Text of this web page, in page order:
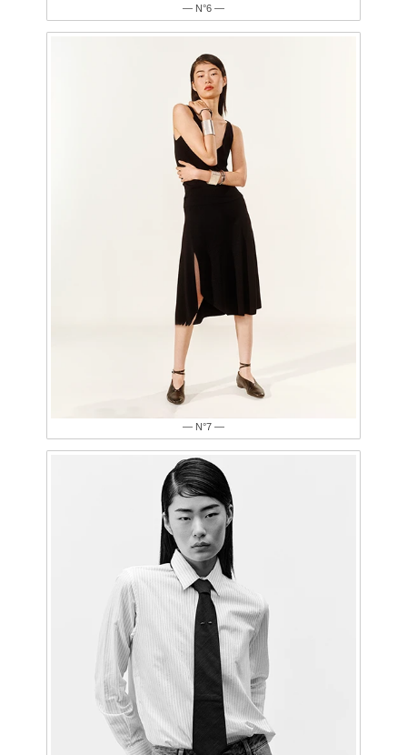
— N°6 —
— N°7 —